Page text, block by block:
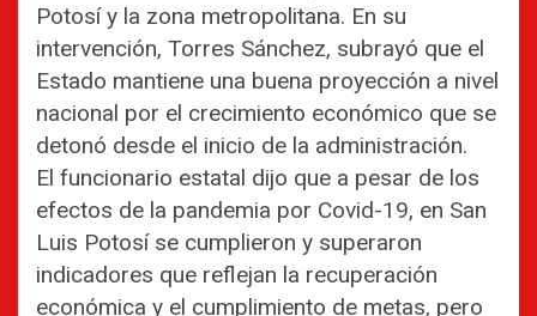
Potosí y la zona metropolitana. En su
intervención, Torres Sánchez, subrayó que el
Estado mantiene una buena proyección a nivel
nacional por el crecimiento económico que se
detonó desde el inicio de la administración.
El funcionario estatal dijo que a pesar de los
efectos de la pandemia por Covid-19, en San
Luis Potosí se cumplieron y superaron
indicadores que reflejan la recuperación
económica y el cumplimiento de metas, pero